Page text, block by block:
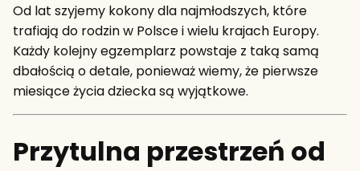
Od lat szyjemy kokony dla najmłodszych, które
trafiają do rodzin w Polsce i wielu krajach Europy.
Każdy kolejny egzemplarz powstaje z taką samą
dbałością o detale, ponieważ wiemy, że pierwsze
miesiące życia dziecka są wyjątkowe.
Przytulna przestrzeń od